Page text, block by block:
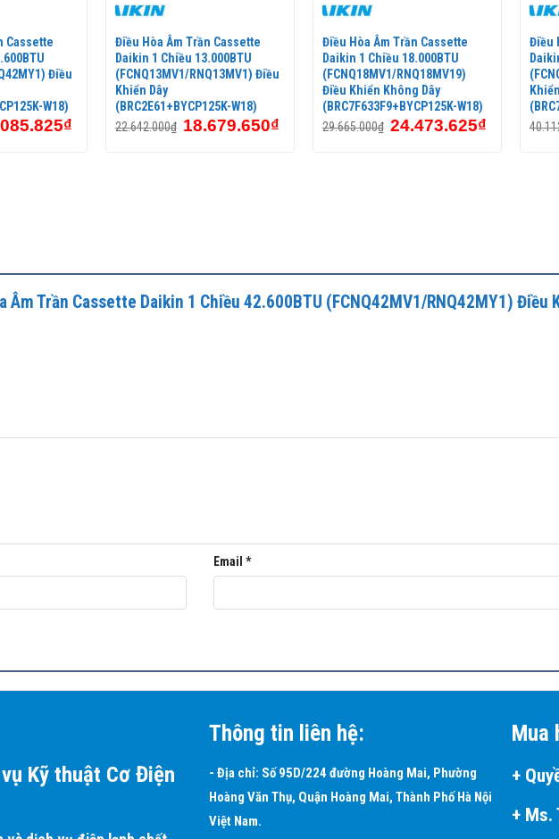
Cassette
Điều
W18)
₫
Điều Hòa Âm Trần Cassette
Daikin 1 Chiều 13.000BTU
(FCNQ13MV1/RNQ13MV1) Điều
Khiển Dây
(BRC2E61+BYCP125K-W18)
22.642.000₫ 18.679.650₫
Điều Hòa Âm Trần Cassette
Daikin 1 Chiều 18.000BTU
(FCNQ18MV1/RNQ18MV19)
Điều Khiển Không Dây
(BRC7F633F9+BYCP125K-W18)
29.665.000₫ 24.473.625₫
Điều
Trần Cassette Daikin 1 Chiều 42.600BTU (FCNQ42MV1/RNQ42MY1) Điều
Email *
Kỹ thuật Cơ Điện
Thông tin liên hệ:
- Địa chỉ: Số 95D/224 đường Hoàng Mai, Phường
Hoàng Văn Thụ, Quận Hoàng Mai, Thành Phố Hà Nội
Việt Nam.
Mua
+
+ Ms.